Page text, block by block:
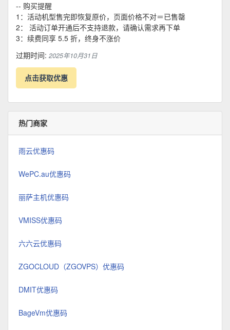
-- 购买提醒
1：活动机型售完即恢复原价，页面价格不对＝已售罄
2： 活动订单开通后不支持退款，请确认需求再下单
3：续费同享 5.5 折，终身不涨价
过期时间: 2025年10月31日
点击获取优惠
热门商家
雨云优惠码
WePC.au优惠码
丽萨主机优惠码
VMISS优惠码
六六云优惠码
ZGOCLOUD（ZGOVPS）优惠码
DMIT优惠码
BageVm优惠码